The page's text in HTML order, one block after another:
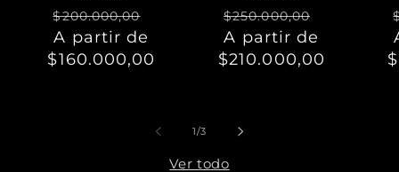
Precio
habitual
$200.000,00
oferta
A partir de
$160.000,00
Precio
habitual
$250.000,00
oferta
A partir de
$210.000,00
1/de
3
Ver todo